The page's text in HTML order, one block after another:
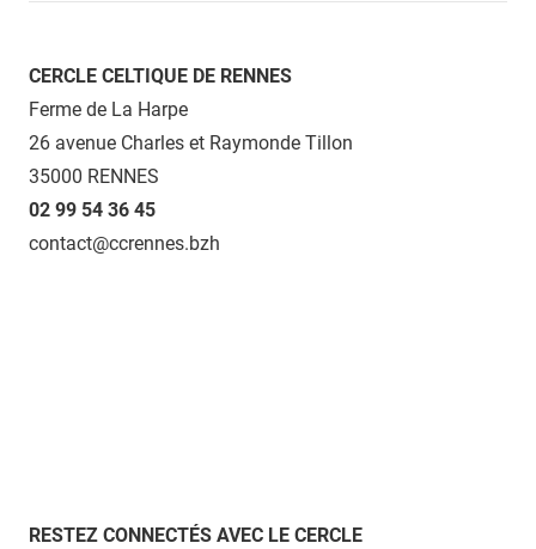
CERCLE CELTIQUE DE RENNES
Ferme de La Harpe
26 avenue Charles et Raymonde Tillon
35000 RENNES
02 99 54 36 45
contact@ccrennes.bzh
RESTEZ CONNECTÉS AVEC LE CERCLE